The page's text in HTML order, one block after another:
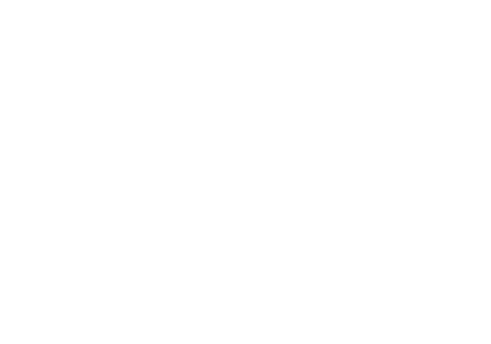
pobyt w Spa Vilnius
zł